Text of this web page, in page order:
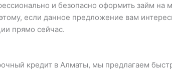
и безопасно оформить займ на
если данное предложение вам
прямо сейчас.
кредит в Алматы, мы предлагаем